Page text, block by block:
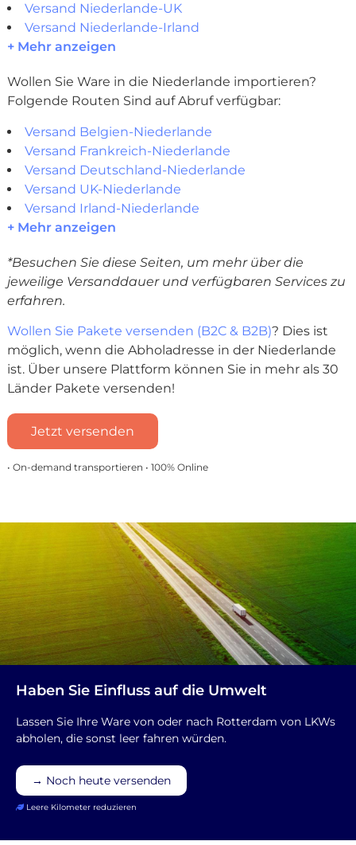
Versand Niederlande-UK
Versand Niederlande-Irland
+ Mehr anzeigen
Wollen Sie Ware in die Niederlande importieren?
Folgende Routen Sind auf Abruf verfügbar:
Versand Belgien-Niederlande
Versand Frankreich-Niederlande
Versand Deutschland-Niederlande
Versand UK-Niederlande
Versand Irland-Niederlande
+ Mehr anzeigen
*Besuchen Sie diese Seiten, um mehr über die
jeweilige Versanddauer und verfügbaren Services zu
erfahren.
Wollen Sie Pakete versenden (B2C & B2B)? Dies ist
möglich, wenn die Abholadresse in der Niederlande
ist. Über unsere Plattform können Sie in mehr als 30
Länder Pakete versenden!
Jetzt versenden
• On-demand transportieren • 100% Online
Haben Sie Einfluss auf die Umwelt
Lassen Sie Ihre Ware von oder nach Rotterdam von LKWs
abholen, die sonst leer fahren würden.
→ Noch heute versenden
Leere Kilometer reduzieren